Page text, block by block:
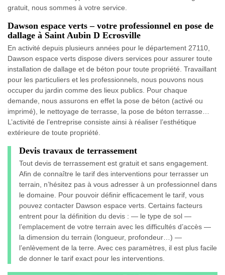
gratuit, nous sommes à votre service.
Dawson espace verts – votre professionnel en pose de
dallage à Saint Aubin D Ecrosville
En activité depuis plusieurs années pour le département 27110,
Dawson espace verts dispose divers services pour assurer toute
installation de dallage et de béton pour toute propriété. Travaillant
pour les particuliers et les professionnels, nous pouvons nous
occuper du jardin comme des lieux publics. Pour chaque
demande, nous assurons en effet la pose de béton (activé ou
imprimé), le nettoyage de terrasse, la pose de béton terrasse…
L’activité de l’entreprise consiste ainsi à réaliser l’esthétique
extérieure de toute propriété.
Devis travaux de terrassement
Tout devis de terrassement est gratuit et sans engagement.
Afin de connaître le tarif des interventions pour terrasser un
terrain, n’hésitez pas à vous adresser à un professionnel dans
le domaine. Pour pouvoir définir efficacement le tarif, vous
pouvez contacter Dawson espace verts. Certains facteurs
entrent pour la définition du devis : — le type de sol —
l’emplacement de votre terrain avec les difficultés d’accès —
la dimension du terrain (longueur, profondeur…) —
l’enlèvement de la terre. Avec ces paramètres, il est plus facile
de donner le tarif exact pour les interventions.